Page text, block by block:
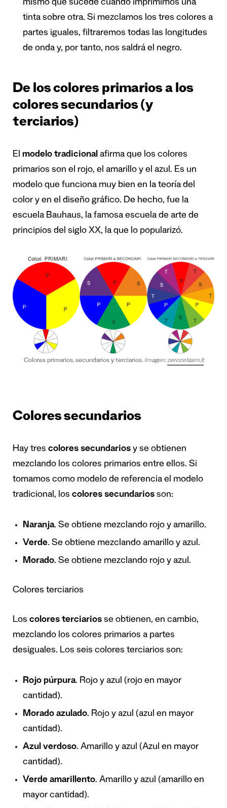
mismo que sucede cuando imprimimos una
tinta sobre otra. Si mezclamos los tres colores a
partes iguales, filtraremos todas las longitudes
de onda y, por tanto, nos saldrá el negro.
De los colores primarios a los
colores secundarios (y
terciarios)
El modelo tradicional afirma que los colores
primarios son el rojo, el amarillo y el azul. Es un
modelo que funciona muy bien en la teoría del
color y en el diseño gráfico. De hecho, fue la
escuela Bauhaus, la famosa escuela de arte de
principios del siglo XX, la que lo popularizó.
Colores primarios, secundarios y terciarios. Imagen:zerozetasm.it
Colores secundarios
Hay tres colores secundarios y se obtienen
mezclando los colores primarios entre ellos. Si
tomamos como modelo de referencia el modelo
tradicional, los colores secundarios son:
Naranja. Se obtiene mezclando rojo y amarillo.
Verde. Se obtiene mezclando amarillo y azul.
Morado. Se obtiene mezclando rojo y azul.
Colores terciarios
Los colores terciarios se obtienen, en cambio,
mezclando los colores primarios a partes
desiguales. Los seis colores terciarios son:
Rojo púrpura. Rojo y azul (rojo en mayor
cantidad).
Morado azulado. Rojo y azul (azul en mayor
cantidad).
Azul verdoso. Amarillo y azul (Azul en mayor
cantidad).
Verde amarillento. Amarillo y azul (amarillo en
mayor cantidad).